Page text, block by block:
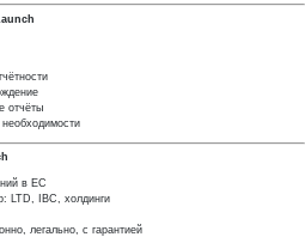
отчёты
в ЕС
LTD, IBC, холдинги
легально, с гарантией